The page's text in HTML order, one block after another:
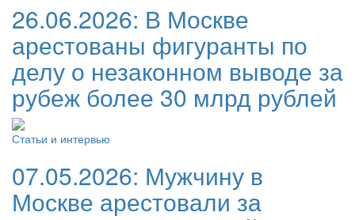
26.06.2026: В Москве
арестованы фигуранты по
делу о незаконном выводе за
рубеж более 30 млрд рублей
Статьи и интервью
07.05.2026: Мужчину в
Москве арестовали за